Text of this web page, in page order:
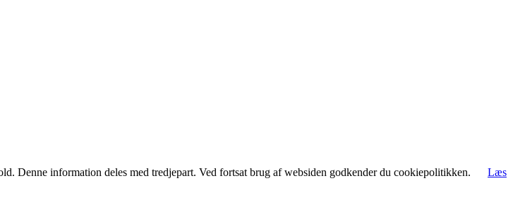
Denne information deles med tredjepart. Ved fortsat brug af websiden godkender du cookiepolitikken.
Læs